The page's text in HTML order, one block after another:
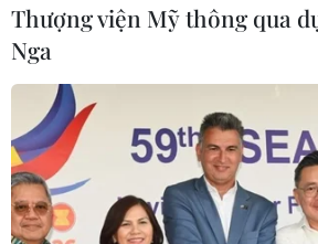
Trung Quốc đã cho phép
lịch theo đoàn tới 60 quốc
10/03/2023 12:28
Bộ Văn hóa và Du lịch Trung Quốc
nghiệp du lịch Trung Quốc thí điểm
tổ chức tour du lịch theo đoàn cho
đến nhiều nước, trong đó có Việt
Thượng viện Mỹ thông qua
Nga